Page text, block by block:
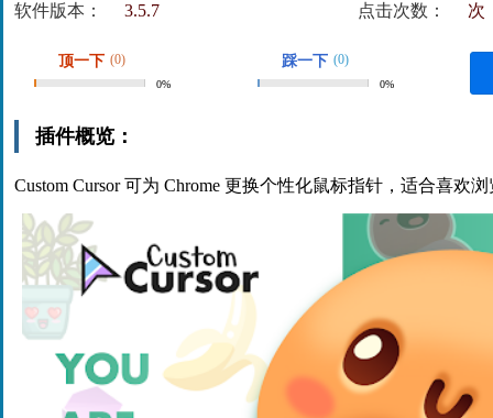
软件版本：
3.5.7 点击次数： 次
顶一下 (0)
0%
踩一下 (0)
0%
插件概览：
Custom Cursor 可为 Chrome 更换个性化鼠标指针，适合喜欢